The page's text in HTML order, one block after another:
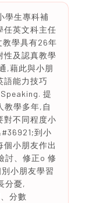
學生專科補
任英文科主任
教學具有26年
性及認真教學
,藉此與小朋
語能力技巧
提
教學多年,自
對不同程度小
到小
個小朋友作出
討、修正o 修
小朋友學習
分憂,
分數